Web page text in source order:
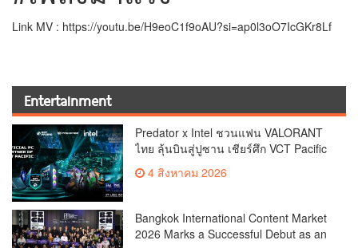
Link MV : https://youtu.be/H9eoC1f9oAU?si=ap0l3oO7IcGKr8Lf
Entertainment
Predator x Intel ชวนแฟน VALORANT
ไทย ลุ้นบินสู่ปูซาน เชียร์ศึก VCT Pacific
x Intel ชวนแฟน VALORANT ไทย ลุ้นบิน
สุดพิเศษตลอดทัวร์นาเมนต์
4 สิงหาคม 2026
Bangkok International Content Market
2026 Marks a Successful Debut as an